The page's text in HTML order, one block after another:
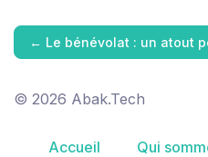
← Le bénévolat : un atout
© 2026 Abak.Tech
Accueil Qui